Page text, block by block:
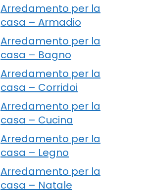
Arredamento per la
casa – Armadio
Arredamento per la
casa – Bagno
Arredamento per la
casa – Corridoi
Arredamento per la
casa – Cucina
Arredamento per la
casa – Legno
Arredamento per la
casa – Natale